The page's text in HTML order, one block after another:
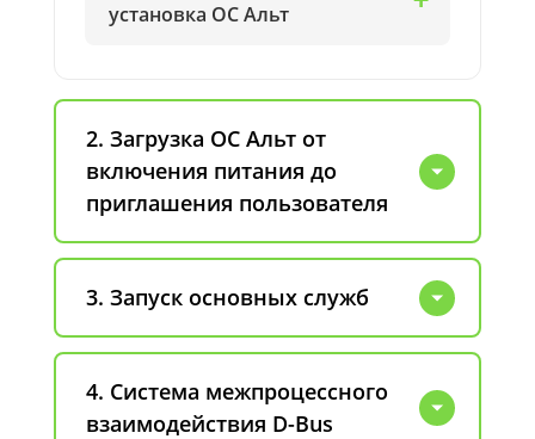
установка ОС Альт
2. Загрузка ОС Альт от
включения питания до
приглашения пользователя
3. Запуск основных служб
4. Система межпроцессного
взаимодействия D-Bus